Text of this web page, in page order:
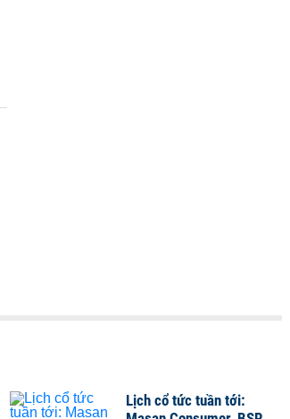
Lịch cổ tức tuần tới: